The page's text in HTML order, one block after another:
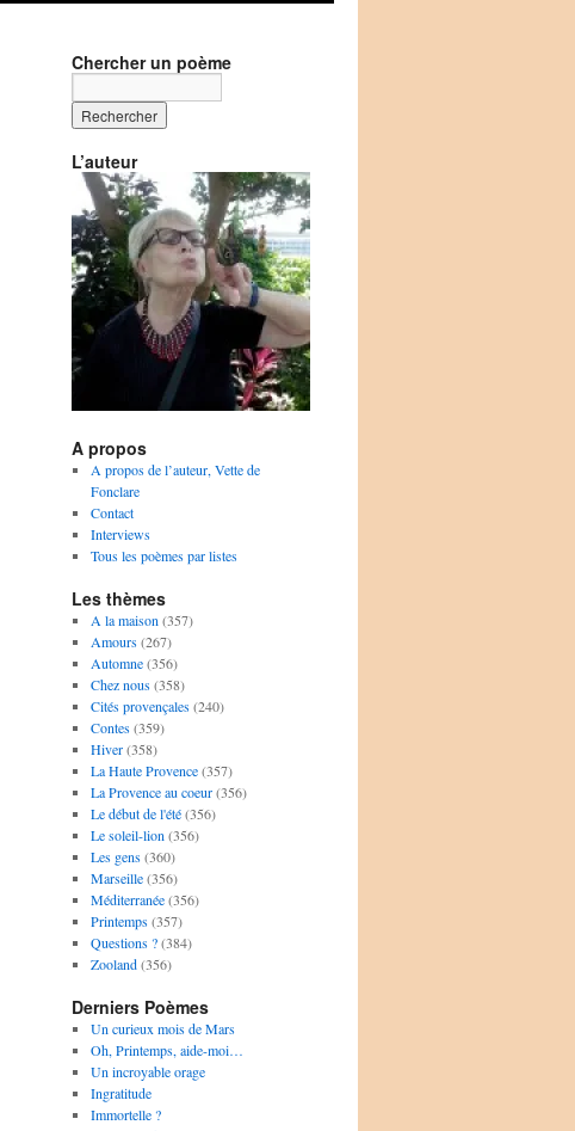
Chercher un poème
L’auteur
A propos
A propos de l’auteur, Vette de
Fonclare
Contact
Interviews
Tous les poèmes par listes
Les thèmes
A la maison (357)
Amours(267)
Automne(356)
Chez nous(358)
Cités provençales(240)
Contes(359)
Hiver(358)
La Haute Provence(357)
La Provence au coeur(356)
Le début de l'été(356)
Le soleil-lion (356)
Les gens(360)
Marseille(356)
Méditerranée(356)
Printemps(357)
Questions ?(384)
Zooland(356)
Derniers Poèmes
Un curieux mois de Mars
Oh, Printemps, aide-moi…
Un incroyable orage
Ingratitude
Immortelle ?